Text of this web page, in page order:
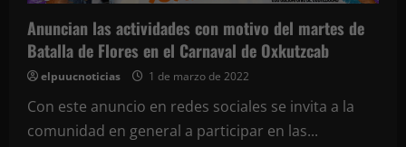
Anuncian las actividades con motivo del martes de
Batalla de Flores en el Carnaval de Oxkutzcab
elpuucnoticias 1 de marzo de 2022
Con este anuncio en redes sociales se invita a la
comunidad en general a participar en las...